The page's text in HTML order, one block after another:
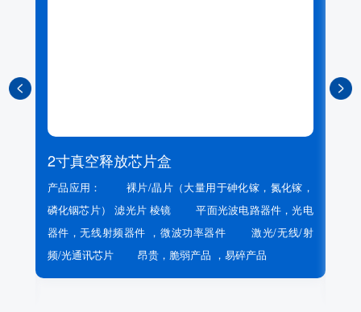
2寸真空释放芯片盒
产品应用： 裸片/晶片（大量用于砷化镓，氮化镓，
磷化铟芯片） 滤光片 棱镜 平面光波电路器件，光电
器件，无线射频器件 ，微波功率器件 激光/无线/射
频/光通讯芯片 昂贵，脆弱产品 ，易碎产品